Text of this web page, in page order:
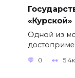
Одной из
0